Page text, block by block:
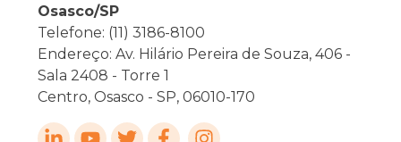
Osasco/SP
Telefone: (11) 3186-8100
Endereço: Av. Hilário Pereira de Souza, 406 -
Sala 2408 - Torre 1
Centro, Osasco - SP, 06010-170